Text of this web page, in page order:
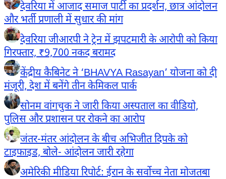
देवरिया में आजाद समाज पार्टी का प्रदर्शन, छात्र आंदोलन
और भर्ती प्रणाली में सुधार की मांग
देवरिया जीआरपी ने ट्रेन में झपटमारी के आरोपी को किया
गिरफ्तार, ₹9,700 नकद बरामद
केंद्रीय कैबिनेट ने ‘BHAVYA Rasayan’ योजना को दी
मंजूरी, देश में बनेंगे तीन केमिकल पार्क
सोनम वांगचुक ने जारी किया अस्पताल का वीडियो,
पुलिस और प्रशासन पर रोकने का आरोप
जंतर-मंतर आंदोलन के बीच अभिजीत दिपके को
टाइफाइड, बोले- आंदोलन जारी रहेगा
अमेरिकी मीडिया रिपोर्ट: ईरान के सर्वोच्च नेता मोजतबा